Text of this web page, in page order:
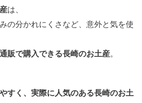
は、
の分かれにくさなど、意外と気を使
通販で購入できる長崎のお土産。
すく、実際に人気のある長崎のお土